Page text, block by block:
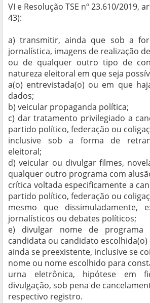
VI e Resolução TSE nº 23.610/2019,
43):
a) transmitir, ainda que sob a
jornalística, imagens de realização
ou de qualquer outro tipo de
natureza eleitoral em que seja
a(o) entrevistada(o) ou em que
dados;
b) veicular propaganda política;
c) dar tratamento privilegiado a
partido político, federação ou
inclusive sob a forma de
eleitoral;
d) veicular ou divulgar filmes,
qualquer outro programa com
crítica voltada especificamente a
partido político, federação ou
mesmo que dissimuladamente,
jornalísticos ou debates políticos;
e) divulgar nome de
candidata ou candidato escolhida(o)
ainda se preexistente, inclusive se
nome ou nome escolhido para
urna eletrônica, hipótese em
divulgação, sob pena de
respectivo registro.